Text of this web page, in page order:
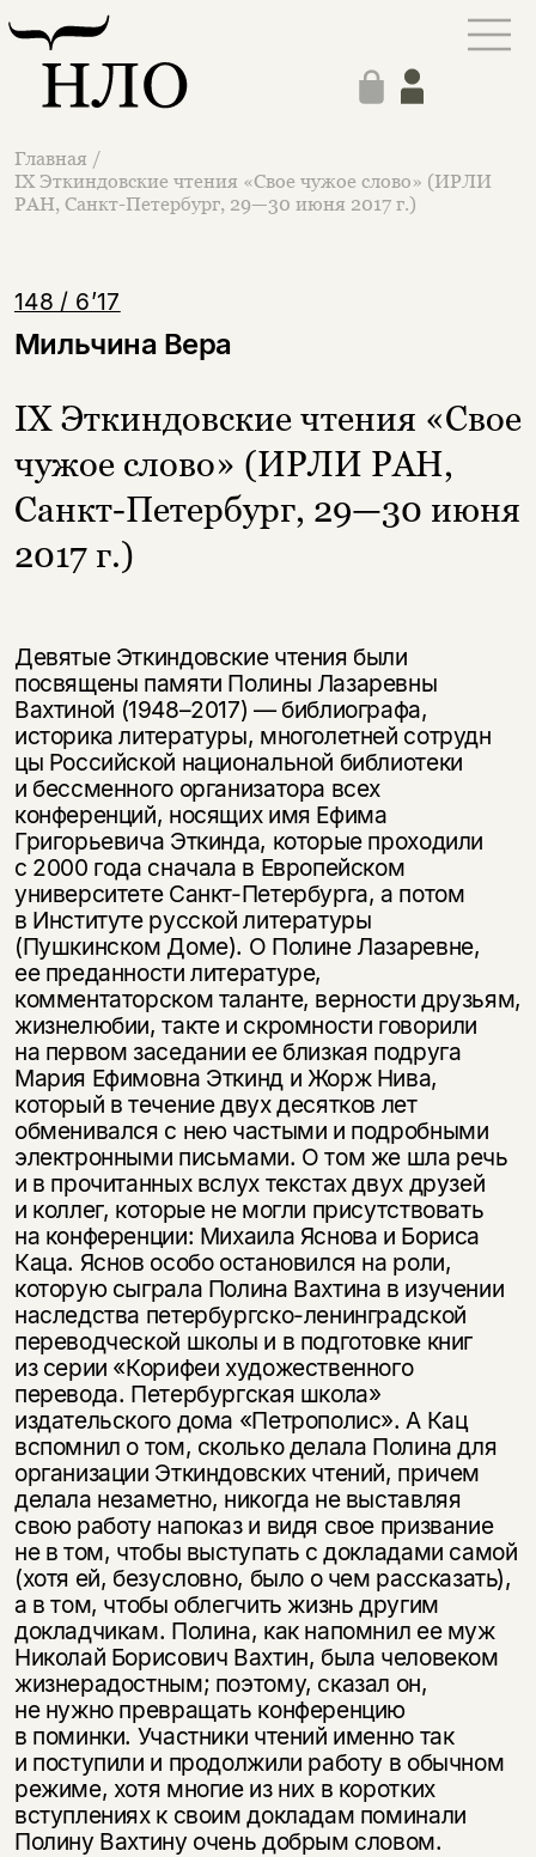
Главная /
IX Эткиндовские чтения «Свое чужое слово» (ИРЛИ
РАН, Санкт-Петербург, 29—30 июня 2017 г.)
148 / 6’17
Мильчина Вера
IX Эткиндовские чтения «Свое
чужое слово» (ИРЛИ РАН,
Санкт-Петербург, 29—30 июня
2017 г.)
Девятые Эткиндовские чтения были
посвящены памяти Полины Лазаревны
Вахтиной (1948–2017) —библиографа,
историка литературы, многолетней сотрудн
цы Российской национальной библиотеки
и бессменного организатора всех
конференций, носящих имя Ефима
Григорьевича Эткинда, которые проходили
с 2000 года сначала в Европейском
университете Санкт-Петербурга, а потом
в Институте русской литературы
(Пушкинском Доме). О Полине Лазаревне,
ее преданности литературе,
комментаторском таланте, верности друзьям,
жизнелюбии, такте и скромности говорили
на первом заседании ее близкая подруга
Мария Ефимовна Эткинд и Жорж Нива,
который в течение двух десятков лет
обменивался с нею частыми и подробными
электронными письмами. О том же шла речь
и в прочитанных вслух текстах двух друзей
и коллег, которые не могли присутствовать
на конференции: Михаила Яснова и Бориса
Каца. Яснов особо остановился на роли,
которую сыграла Полина Вахтина в изучении
наследства петербургско-ленинградской
переводческой школы и в подготовке книг
из серии «Корифеи художественного
перевода. Петербургская школа»
издательского дома «Петрополис». А Кац
вспомнил о том, сколько делала Полина для
организации Эткиндовских чтений, причем
делала незаметно, никогда не выставляя
свою работу напоказ и видя свое призвание
не в том, чтобы выступать с докладами самой
(хотя ей, безусловно, было о чем рассказать),
а в том, чтобы облегчить жизнь другим
докладчикам. Полина, как напомнил ее муж
Николай Борисович Вахтин, была человеком
жизнерадостным; поэтому, сказал он,
не нужно превращать конференцию
в поминки. Участники чтений именно так
и поступили и продолжили работу в обычном
режиме, хотя многие из них в коротких
вступлениях к своим докладам поминали
Полину Вахтину очень добрым словом.